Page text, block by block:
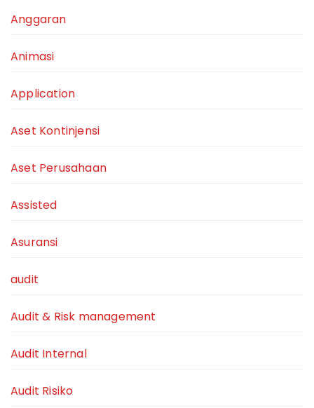
Anggaran
Animasi
Application
Aset Kontinjensi
Aset Perusahaan
Assisted
Asuransi
audit
Audit & Risk management
Audit Internal
Audit Risiko